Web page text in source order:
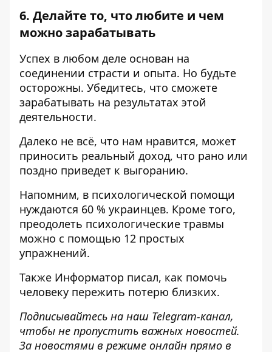
6. Делайте то, что любите и чем
можно зарабатывать
Успех в любом деле основан на
соединении страсти и опыта. Но будьте
осторожны. Убедитесь, что сможете
зарабатывать на результатах этой
деятельности.
Далеко не всё, что нам нравится, может
приносить реальный доход, что рано или
поздно приведет к выгоранию.
Напомним, в психологической помощи
нуждаются 60 % украинцев. Кроме того,
преодолеть психологические травмы
можно с помощью 12 простых
упражнений.
Также Информатор писал, как помочь
человеку пережить потерю близких.
Подписывайтесь на наш Telegram-канал,
чтобы не пропустить важных новостей.
За новостями в режиме онлайн прямо в